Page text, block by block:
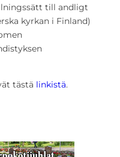
till andligt
kyrkan i Finland)
tästä linkistä.